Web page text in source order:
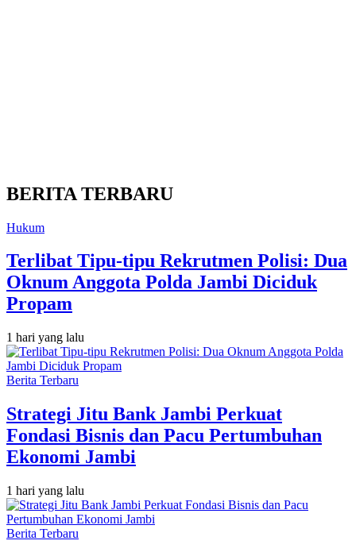
BERITA TERBARU
Hukum
Terlibat Tipu-tipu Rekrutmen Polisi: Dua
Oknum Anggota Polda Jambi Diciduk
Propam
1 hari yang lalu
Berita Terbaru
Strategi Jitu Bank Jambi Perkuat
Fondasi Bisnis dan Pacu Pertumbuhan
Ekonomi Jambi
1 hari yang lalu
Berita Terbaru